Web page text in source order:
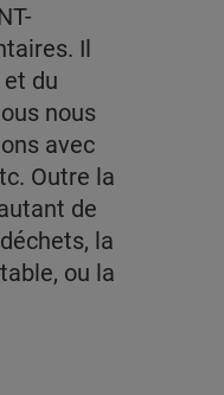
Il
du
nous
avec
Outre la
de
la
ou la